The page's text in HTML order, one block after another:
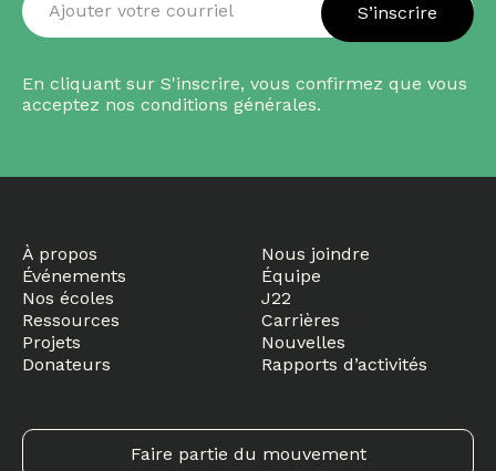
Ajouter
votre
courriel
S’inscrire
En cliquant sur S'inscrire, vous confirmez que vous
acceptez nos conditions générales.
À propos
Événements
Nos écoles
Ressources
Projets
Donateurs
Nous joindre
Équipe
J22
Carrières
Nouvelles
Rapports d’activités
Faire partie du mouvement